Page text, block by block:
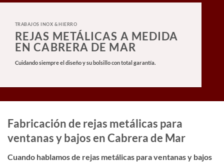
TRABAJOS INOX & HIERRO
REJAS METÁLICAS A MEDIDA
EN CABRERA DE MAR
Cuidando siempre el diseño y su bolsillo con total garantía.
Fabricación de rejas metálicas para
ventanas y bajos en Cabrera de Mar
Cuando hablamos de rejas metálicas para ventanas y bajos